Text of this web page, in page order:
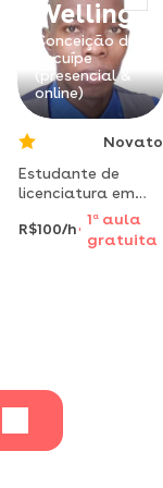
Conceição do
Jacuípe
(presencial &
online)
Novato
Estudante de
licenciatura em
música dá aulas
instrumental como
violão,guitarra,
R$100/h
1 a aula
gratuita